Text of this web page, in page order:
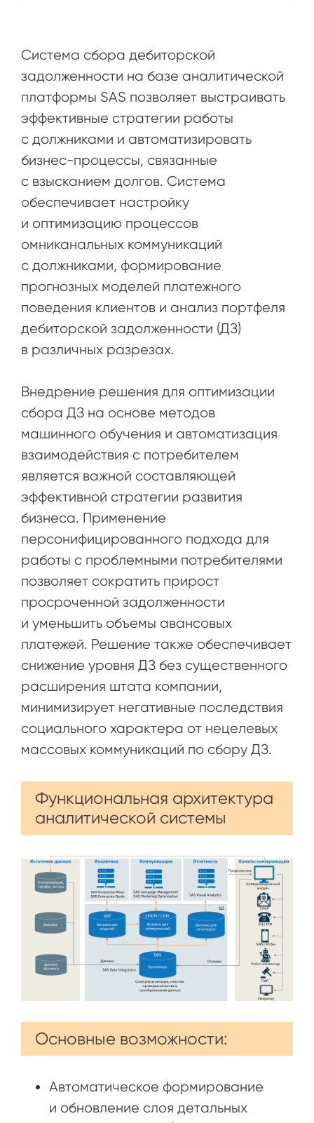
Система сбора дебиторской
задолженности на базе аналитической
платформы SAS позволяет выстраивать
эффективные стратегии работы
с должниками и автоматизировать
бизнес-процессы, связанные
с взысканием долгов. Система
обеспечивает настройку
и оптимизацию процессов
омниканальных коммуникаций
с должниками, формирование
прогнозных моделей платежного
поведения клиентов и анализ портфеля
дебиторской задолженности (ДЗ)
в различных разрезах.
Внедрение решения для оптимизации
сбора ДЗ на основе методов
машинного обучения и автоматизация
взаимодействия с потребителем
является важной составляющей
эффективной стратегии развития
бизнеса. Применение
персонифицированного подхода для
работы с проблемными потребителями
позволяет сократить прирост
просроченной задолженности
и уменьшить объемы авансовых
платежей. Решение также обеспечивает
снижение уровня ДЗ без существенного
расширения штата компании,
минимизирует негативные последствия
социального характера от нецелевых
массовых коммуникаций по сбору ДЗ.
Функциональная архитектура
аналитической системы
Основные возможности:
Автоматическое формирование
и обновление слоя детальных